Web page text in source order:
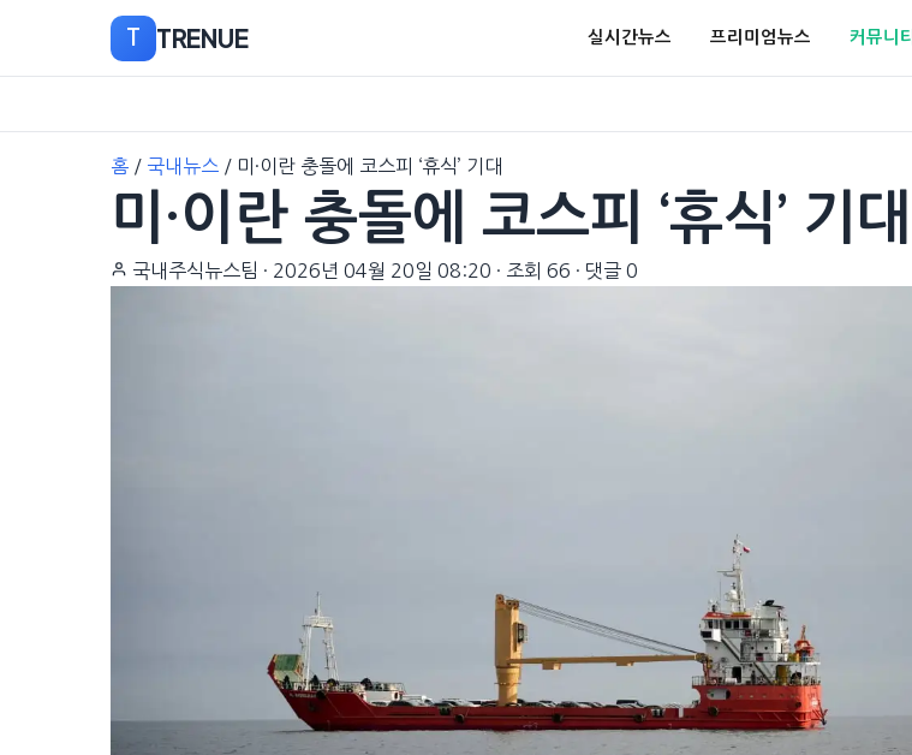
T TRENUE 실시간뉴스 프리미엄뉴스 커뮤니티
홈 / 국내뉴스 / 미·이란 충돌에 코스피 ‘휴식’ 기대
미·이란 충돌에 코스피 ‘휴식’ 기대
국내주식뉴스팀 · 2026년 04월 20일 08:20 · 조회 66 · 댓글 0